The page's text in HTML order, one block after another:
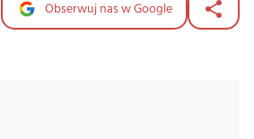
Obserwuj nas w Google